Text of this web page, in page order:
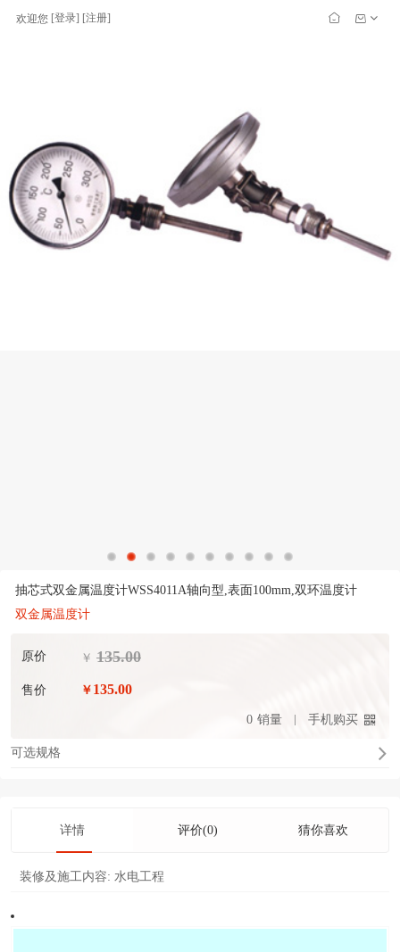
欢迎您 [登录] [注册]
抽芯式双金属温度计WSS4011A轴向型,表面100mm,双环温度计
双金属温度计
原价 ￥ 135.00
售价 ￥ 135.00
0 销量 手机购买
可选规格
详情 评价(0) 猜你喜欢
装修及施工内容: 水电工程